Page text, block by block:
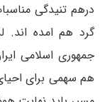
درهم تنیدگی
گرد هم امده
جمهوری اسلامی
هم سهمی برای